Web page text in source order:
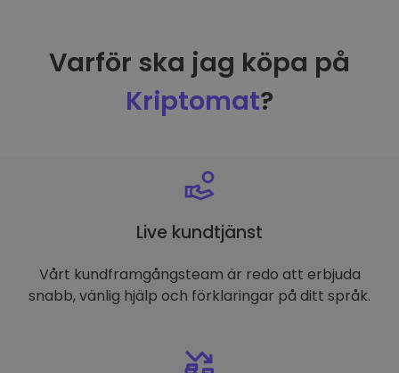
Varför ska jag köpa på
Kriptomat?
Live kundtjänst
Vårt kundframgångsteam är redo att erbjuda
snabb, vänlig hjälp och förklaringar på ditt språk.